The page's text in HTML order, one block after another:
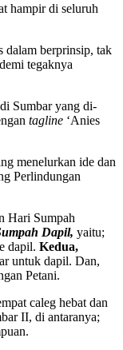
hampir di seluruh
dalam berprinsip, tak
tegaknya
Sumbar yang di-
tagline ‘Anies
menelurkan ide dan
Perlindungan
Hari Sumpah
Dapil, yaitu;
dapil. Kedua,
untuk dapil. Dan,
Petani.
caleg hebat dan
II, di antaranya;